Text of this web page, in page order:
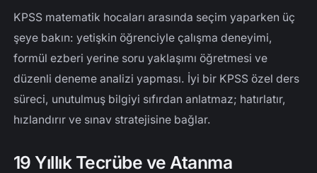
KPSS matematik hocaları arasında seçim yaparken üç
şeye bakın: yetişkin öğrenciyle çalışma deneyimi,
formül ezberi yerine soru yaklaşımı öğretmesi ve
düzenli deneme analizi yapması. İyi bir KPSS özel ders
süreci, unutulmuş bilgiyi sıfırdan anlatmaz; hatırlatır,
hızlandırır ve sınav stratejisine bağlar.
19 Yıllık Tecrübe ve Atanma